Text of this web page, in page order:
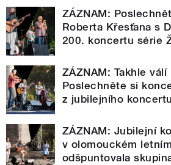
ZÁZNAM:
Roberta Křesťana s
200. koncertu série
ZÁZNAM: Takhle
Poslechněte si
z jubilejního koncertu
ZÁZNAM: Jubilejní
v olomouckém
odšpuntovala